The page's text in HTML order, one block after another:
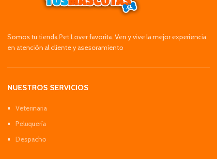
Somos tu tienda Pet Lover favorita. Ven y vive la mejor experiencia
en atención al cliente y asesoramiento
NUESTROS SERVICIOS
Veterinaria
Peluquería
Despacho